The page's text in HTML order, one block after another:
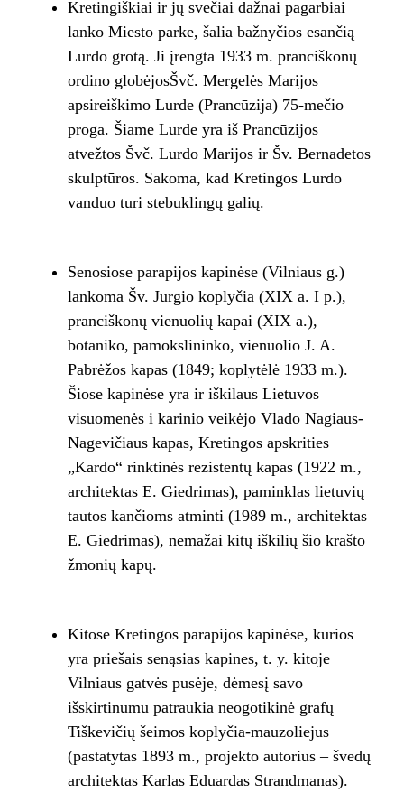
Kretingiškiai ir jų svečiai dažnai pagarbiai
lanko Miesto parke, šalia bažnyčios esančią
Lurdo grotą. Ji įrengta 1933 m. pranciškonų
ordino globėjosŠvč. Mergelės Marijos
apsireiškimo Lurde (Prancūzija) 75-mečio
proga. Šiame Lurde yra iš Prancūzijos
atvežtos Švč. Lurdo Marijos ir Šv. Bernadetos
skulptūros. Sakoma, kad Kretingos Lurdo
vanduo turi stebuklingų galių.
Senosiose parapijos kapinėse (Vilniaus g.)
lankoma Šv. Jurgio koplyčia (XIX a. I p.),
pranciškonų vienuolių kapai (XIX a.),
botaniko, pamokslininko, vienuolio J. A.
Pabrėžos kapas (1849; koplytėlė 1933 m.).
Šiose kapinėse yra ir iškilaus Lietuvos
visuomenės i karinio veikėjo Vlado Nagiaus-
Nagevičiaus kapas, Kretingos apskrities
„Kardo“ rinktinės rezistentų kapas (1922 m.,
architektas E. Giedrimas), paminklas lietuvių
tautos kančioms atminti (1989 m., architektas
E. Giedrimas), nemažai kitų iškilių šio krašto
žmonių kapų.
Kitose Kretingos parapijos kapinėse, kurios
yra priešais senąsias kapines, t. y. kitoje
Vilniaus gatvės pusėje, dėmesį savo
išskirtinumu patraukia neogotikinė grafų
Tiškevičių šeimos koplyčia-mauzoliejus
(pastatytas 1893 m., projekto autorius – švedų
architektas Karlas Eduardas Strandmanas).